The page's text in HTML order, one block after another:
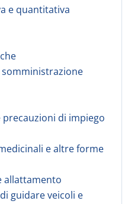
e quantitativa
precauzioni di impiego
e altre forme
allattamento
guidare veicoli e